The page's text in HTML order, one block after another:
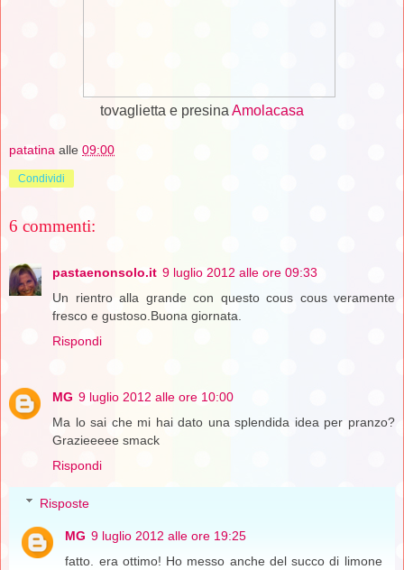
tovaglietta e presina Amolacasa
patatina alle 09:00
Condividi
6 commenti:
pastaenonsolo.it 9 luglio 2012 alle ore 09:33
Un rientro alla grande con questo cous cous veramente
fresco e gustoso.Buona giornata.
Rispondi
MG 9 luglio 2012 alle ore 10:00
Ma lo sai che mi hai dato una splendida idea per pranzo?
Grazieeeee smack
Rispondi
Risposte
MG 9 luglio 2012 alle ore 19:25
fatto. era ottimo! Ho messo anche del succo di limone